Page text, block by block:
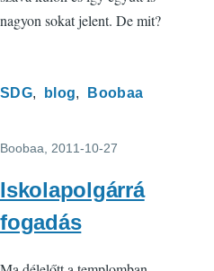
nagyon sokat jelent. De mit?
SDG blog Boobaa
Boobaa , 2011-10-27
Iskolapolgárrá
fogadás